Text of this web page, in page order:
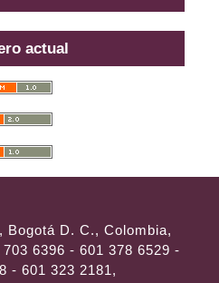
actual
Bogotá D. C., Colombia,
6396 - 601 378 6529 -
- 601 323 2181,